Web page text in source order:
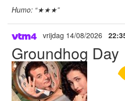
Humo: “★★★”
vrijdag 14/08/2026
Groundhog Day